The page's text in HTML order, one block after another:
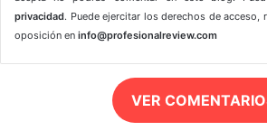
privacidad. Puede ejercitar los derechos de acceso,
oposición en info@profesionalreview.com
VER